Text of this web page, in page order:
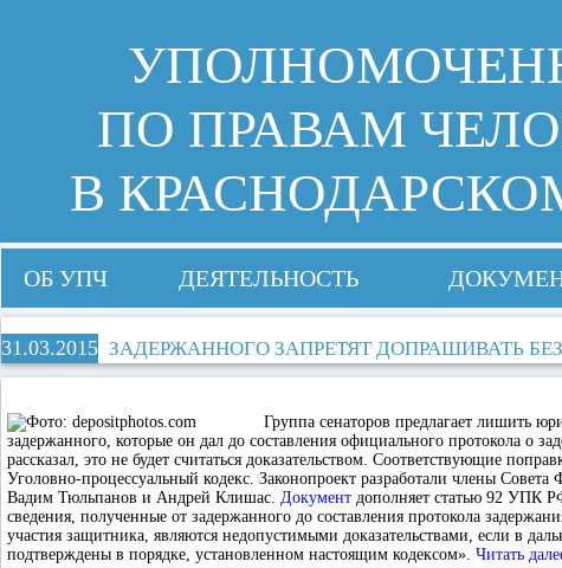
ПО ПРАВАМ
В
ОБ УПЧ ДЕЯТЕЛЬНОСТЬ
31.03.2015 ЗАДЕРЖАННОГО ЗАПРЕТЯТ ДОПРАШИВАТЬ
Группа сенаторов предлагает лишить
задержанного, которые он дал до составления официального протокола о
рассказал, это не будет считаться доказательством. Соответствующие
Уголовно-процессуальный кодекс. Законопроект разработали члены
Вадим Тюльпанов и Андрей Клишас. Документ дополняет статью 92 УПК
сведения, полученные от задержанного до составления протокола
участия защитника, являются недопустимыми доказательствами, если в
подтверждены в порядке, установленном настоящим кодексом». Читать